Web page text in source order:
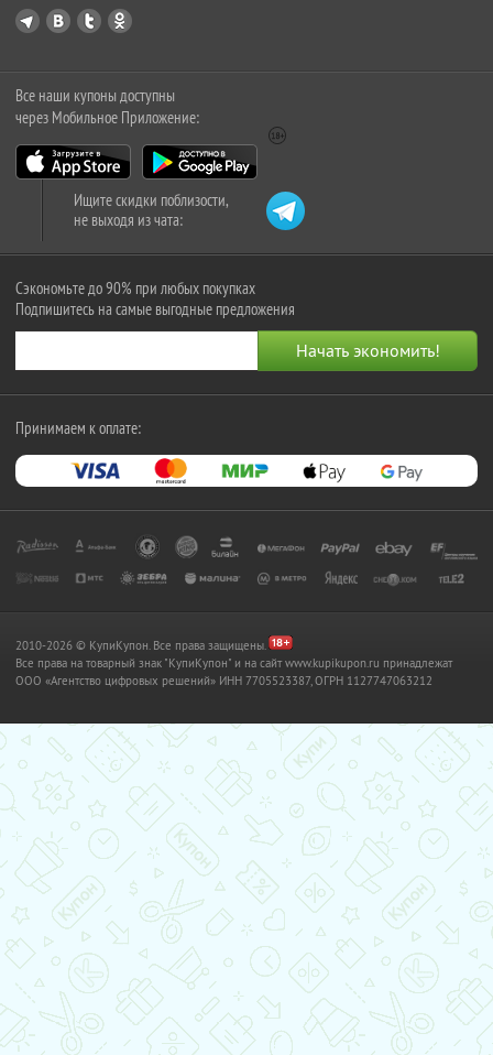
Все наши купоны доступны
через Мобильное Приложение:
Ищите скидки поблизости,
не выходя из чата:
Сэкономьте до 90% при любых покупках
Подпишитесь на самые выгодные предложения
Принимаем к оплате:
2010-2026 © КупиКупон. Все права защищены.
Все права на товарный знак "КупиКупон" и на сайт www.kupikupon.ru принадлежат
OOO «Агентство цифровых решений» ИНН 7705523387, ОГРН 1127747063212